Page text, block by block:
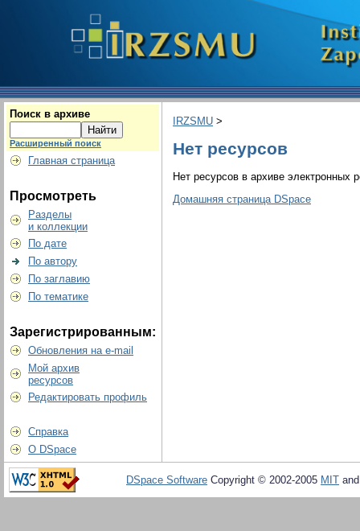
Поиск в архиве
Расширенный поиск
Главная страница
Просмотреть
Разделы
и коллекции
По дате
По автору
По заглавию
По тематике
Зарегистрированным:
Обновления на e-mail
Мой архив
ресурсов
Редактировать профиль
Справка
О DSpace
IRZSMU >
Нет ресурсов
Нет ресурсов в архиве электронных
Домашняя страница DSpace
DSpace Software Copyright © 2002-2005 MIT